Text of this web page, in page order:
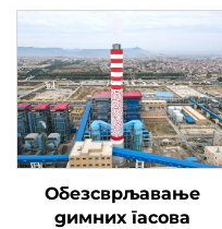
Обезсврљавање
димних гасова